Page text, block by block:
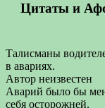
Цитаты и
Талисманы
в авариях.
Автор неизвестен
Аварий было бы
себя осторожней.